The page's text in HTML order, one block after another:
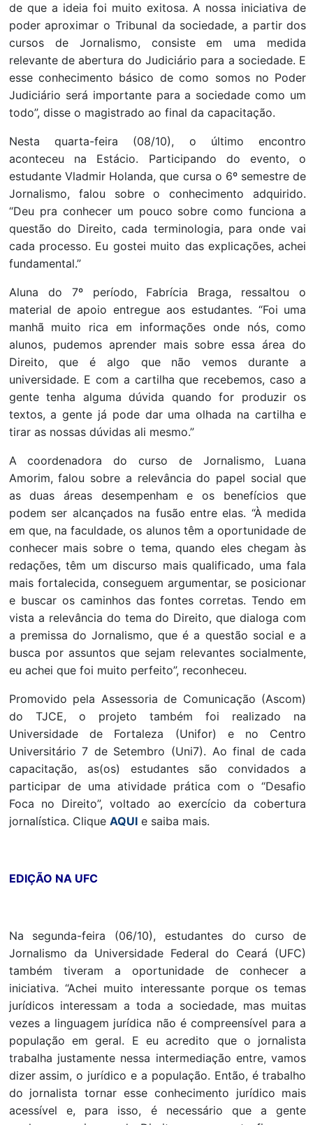
de que a ideia foi muito exitosa. A nossa iniciativa de
poder aproximar o Tribunal da sociedade, a partir dos
cursos de Jornalismo, consiste em uma medida
relevante de abertura do Judiciário para a sociedade. E
esse conhecimento básico de como somos no Poder
Judiciário será importante para a sociedade como um
todo”, disse o magistrado ao final da capacitação.
Nesta quarta-feira (08/10), o último encontro
aconteceu na Estácio. Participando do evento, o
estudante Vladmir Holanda, que cursa o 6º semestre de
Jornalismo, falou sobre o conhecimento adquirido.
“Deu pra conhecer um pouco sobre como funciona a
questão do Direito, cada terminologia, para onde vai
cada processo. Eu gostei muito das explicações, achei
fundamental.”
Aluna do 7º período, Fabrícia Braga, ressaltou o
material de apoio entregue aos estudantes. “Foi uma
manhã muito rica em informações onde nós, como
alunos, pudemos aprender mais sobre essa área do
Direito, que é algo que não vemos durante a
universidade. E com a cartilha que recebemos, caso a
gente tenha alguma dúvida quando for produzir os
textos, a gente já pode dar uma olhada na cartilha e
tirar as nossas dúvidas ali mesmo.”
A coordenadora do curso de Jornalismo, Luana
Amorim, falou sobre a relevância do papel social que
as duas áreas desempenham e os benefícios que
podem ser alcançados na fusão entre elas. “À medida
em que, na faculdade, os alunos têm a oportunidade de
conhecer mais sobre o tema, quando eles chegam às
redações, têm um discurso mais qualificado, uma fala
mais fortalecida, conseguem argumentar, se posicionar
e buscar os caminhos das fontes corretas. Tendo em
vista a relevância do tema do Direito, que dialoga com
a premissa do Jornalismo, que é a questão social e a
busca por assuntos que sejam relevantes socialmente,
eu achei que foi muito perfeito”, reconheceu.
Promovido pela Assessoria de Comunicação (Ascom)
do TJCE, o projeto também foi realizado na
Universidade de Fortaleza (Unifor) e no Centro
Universitário 7 de Setembro (Uni7). Ao final de cada
capacitação, as(os) estudantes são convidados a
participar de uma atividade prática com o “Desafio
Foca no Direito”, voltado ao exercício da cobertura
jornalística. Clique AQUIe saiba mais.
EDIÇÃO NA UFC
Na segunda-feira (06/10), estudantes do curso de
Jornalismo da Universidade Federal do Ceará (UFC)
também tiveram a oportunidade de conhecer a
iniciativa. “Achei muito interessante porque os temas
jurídicos interessam a toda a sociedade, mas muitas
vezes a linguagem jurídica não é compreensível para a
população em geral. E eu acredito que o jornalista
trabalha justamente nessa intermediação entre, vamos
dizer assim, o jurídico e a população. Então, é trabalho
do jornalista tornar esse conhecimento jurídico mais
acessível e, para isso, é necessário que a gente